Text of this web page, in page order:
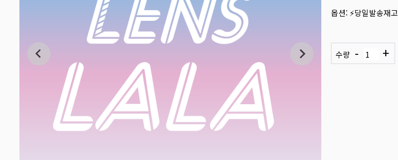
옵션: ⚡당일발송재고
수량 - +